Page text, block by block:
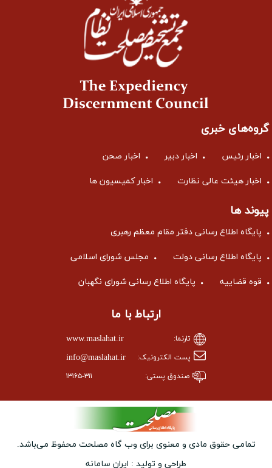
گروه‌های خبری
اخبار رئیس اخبار دبیر اخبار صحن
اخبار هیئت عالی نظارت اخبار کمیسیون ها
پیوند ها
پایگاه اطلاع رسانی دفتر مقام معظم رهبری
پایگاه اطلاع رسانی دولت مجلس شورای اسلامی
قوه قضاییه پایگاه اطلاع رسانی شورای نگهبان
ارتباط با ما
تارنما: www.maslahat.ir
پست الکترونیک: info@maslahat.ir
صندوق پستی: ۱۳۱۶۵-۳۱۱
تمامی حقوق مادی و معنوی برای وب ‌گاه مصلحت محفوظ می‌باشد.
طراحی و تولید : ایران سامانه